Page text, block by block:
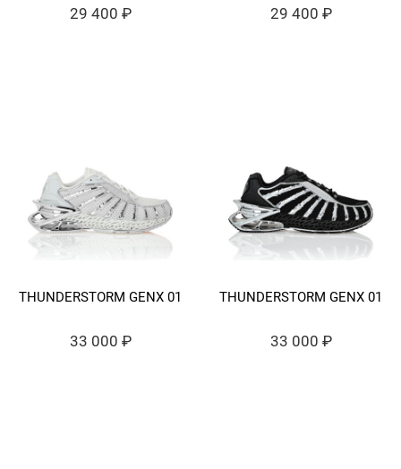
29 400 ₽ 29 400 ₽
THUNDERSTORM GENX 01
33 000 ₽
THUNDERSTORM GENX 01
33 000 ₽